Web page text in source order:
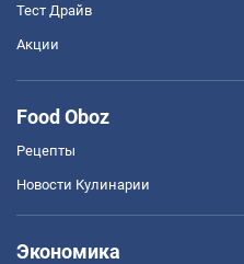
Тест Драйв
Акции
Food Oboz
Рецепты
Новости Кулинарии
Экономика